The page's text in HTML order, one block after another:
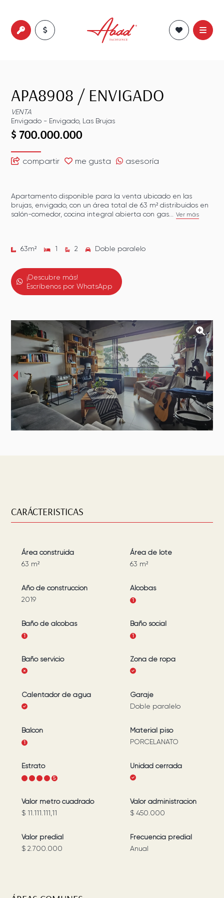
APA8908 / ENVIGADO
VENTA
Envigado - Envigado, Las Brujas
$ 700.000.000
compartir me gusta asesoría
Apartamento disponible para la venta ubicado en las
brujas, envigado, con un área total de 63 m² distribuidos en
salón-comedor, cocina integral abierta con gas...
Ver más
63m² 1 2 Doble paralelo
¡Descubre más!
Escríbenos por WhatsApp
‹ ›
CARÁCTERISTICAS
Área construida
63 m²
Área de lote
63 m²
Año de construcción
2019
Alcobas
1
Baño de alcobas
1
Baño social
1
Baño servicio Zona de ropa
Calentador de agua
Garaje
Doble paralelo
Balcón
1
Material piso
PORCELANATO
Estrato
4 5
Unidad cerrada
Valor metro cuadrado
$ 11.111.111,11
Valor administración
$ 450.000
Valor predial
$ 2.700.000
Frecuencia predial
Anual